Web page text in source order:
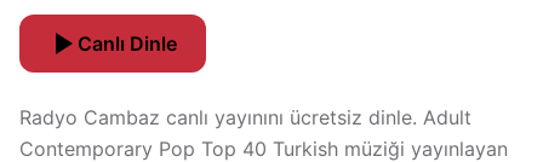
Canlı Dinle
Radyo Cambaz canlı yayınını ücretsiz dinle. Adult
Contemporary Pop Top 40 Turkish müziği yayınlayan